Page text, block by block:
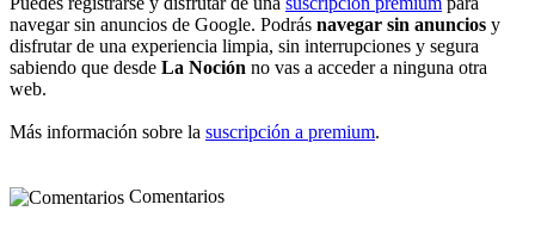
navegar sin anuncios de Google. Podrás navegar sin anuncios y
disfrutar de una experiencia limpia, sin interrupciones y segura
sabiendo que desde La Noción no vas a acceder a ninguna otra
web.
Más información sobre la suscripción a premium.
Comentarios